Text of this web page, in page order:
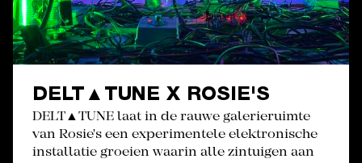
DELT▲TUNE X ROSIE'S
DELT▲TUNE laat in de rauwe galerieruimte
van Rosie's een experimentele elektronische
installatie groeien waarin alle zintuigen aan